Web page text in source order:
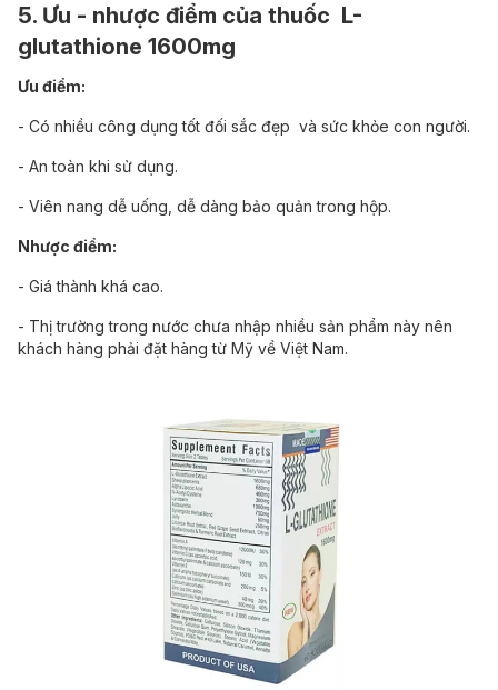
5. Ưu - nhược điểm của thuốc L-
glutathione 1600mg
Ưu điểm:
- Có nhiều công dụng tốt đối sắc đẹp và sức khỏe con người.
- An toàn khi sử dụng.
- Viên nang dễ uống, dễ dàng bảo quản trong hộp.
Nhược điểm:
- Giá thành khá cao.
- Thị trường trong nước chưa nhập nhiều sản phẩm này nên
khách hàng phải đặt hàng từ Mỹ về Việt Nam.